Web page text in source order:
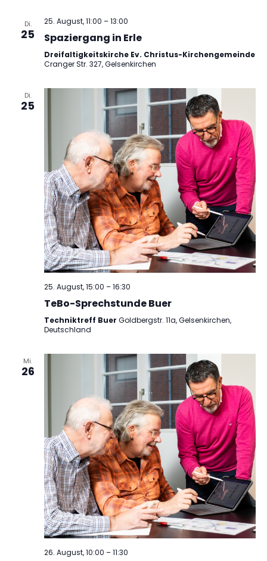
Di.
25
25. August, 11:00 –13:00
Spaziergang in Erle
Dreifaltigkeitskirche Ev. Christus-Kirchengemeinde
Cranger Str. 327, Gelsenkirchen
Di.
25
25. August, 15:00 –16:30
TeBo-Sprechstunde Buer
Techniktreff Buer Goldbergstr. 11a, Gelsenkirchen,
Deutschland
Mi.
26
26. August, 10:00 –11:30